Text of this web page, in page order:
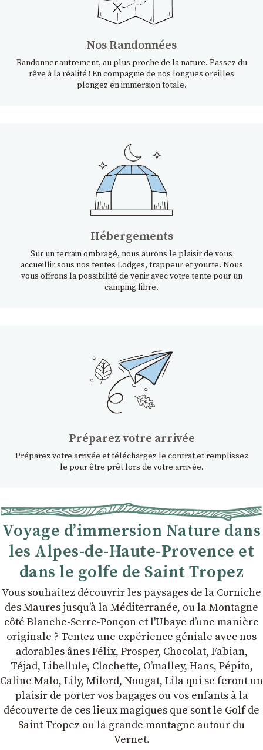
Nos Randonnées
Randonner autrement, au plus proche de la nature. Passez du
rêve à la réalité ! En compagnie de nos longues oreilles
plongez en immersion totale.
Hébergements
Sur un terrain ombragé, nous aurons le plaisir de vous
accueillir sous nos tentes Lodges, trappeur et yourte. Nous
vous offrons la possibilité de venir avec votre tente pour un
camping libre.
Préparez votre arrivée
Préparez votre arrivée et téléchargez le contrat et remplissez
le pour être prêt lors de votre arrivée.
Voyage d’immersion Nature dans
les Alpes-de-Haute-Provence et
dans le golfe de Saint Tropez
Vous souhaitez découvrir les paysages de la Corniche
des Maures jusqu’à la Méditerranée, ou la Montagne
côté Blanche-Serre-Ponçon et l'Ubaye dʼune manière
originale ? Tentez une expérience géniale avec nos
adorables ânes Félix, Prosper, Chocolat, Fabian,
Téjad, Libellule, Clochette, Oʼmalley, Haos, Pépito,
Caline Malo, Lily, Milord, Nougat, Lila qui se feront un
plaisir de porter vos bagages ou vos enfants à la
découverte de ces lieux magiques que sont le Golf de
Saint Tropez ou la grande montagne autour du
Vernet.